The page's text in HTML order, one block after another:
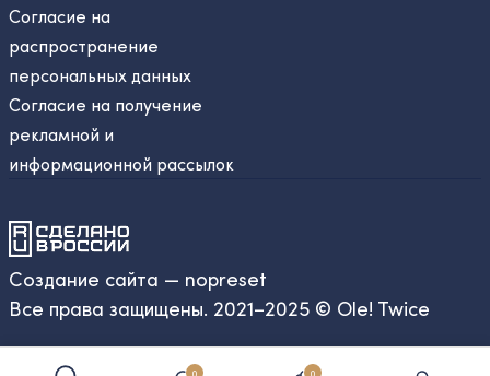
0 0
Согласие на
распространение
персональных данных
Согласие на получение
рекламной и
информационной рассылок
Создание сайта — nopreset
Все права защищены. 2021–2025 © Ole! Twice